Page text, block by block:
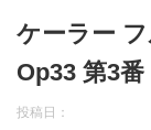
ケーラー
Op33 第3番
投稿日：